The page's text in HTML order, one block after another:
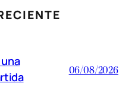
06/08/2026